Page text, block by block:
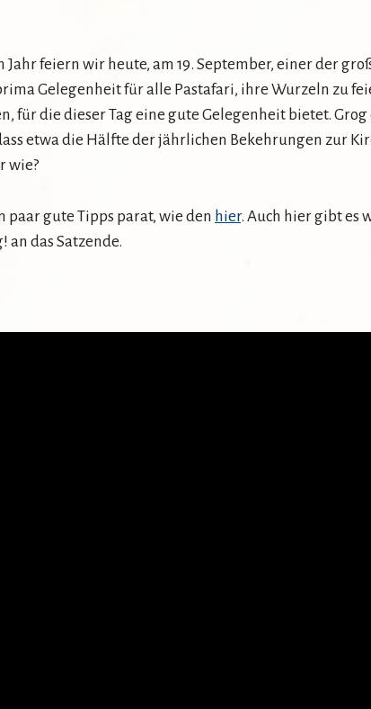
feiern wir heute, am 19. September, einer der
Gelegenheit für alle Pastafari, ihre Wurzeln zu
für die dieser Tag eine gute Gelegenheit bietet.
etwa die Hälfte der jährlichen Bekehrungen zur
wie?
gute Tipps parat, wie den hier. Auch hier gibt es
das Satzende.